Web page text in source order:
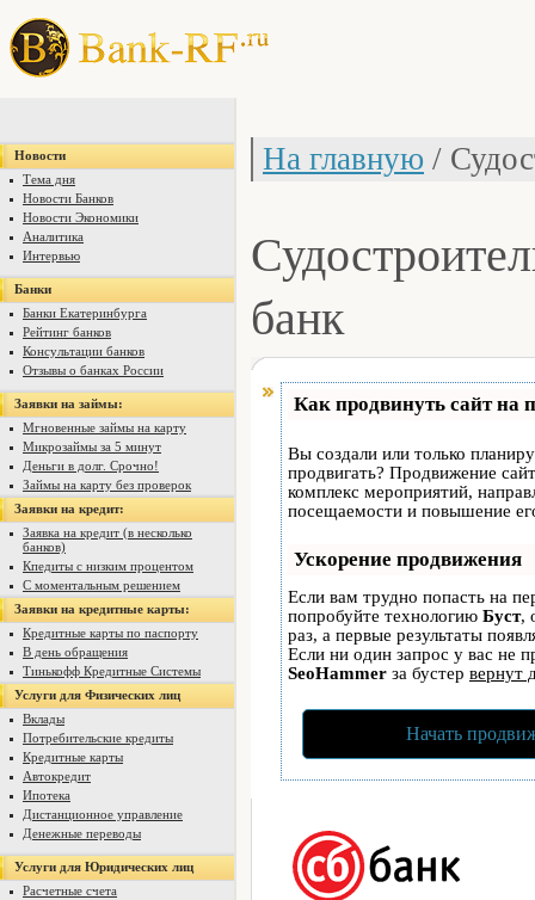
Новости
Тема дня
Новости Банков
Новости Экономики
Аналитика
Интервью
Банки
Банки Екатеринбурга
Рейтинг банков
Консультации банков
Отзывы о банках России
Заявки на займы:
Мгновенные займы на карту
Микрозаймы за 5 минут
Деньги в долг. Срочно!
Займы на карту без проверок
Заявки на кредит:
Заявка на кредит (в несколько
банков)
Кпедиты с низким процентом
С моментальным решением
Заявки на кредитные карты:
Кредитные карты по паспорту
В день обращения
Тинькофф Кредитные Системы
Услуги для Физических лиц
Вклады
Потребительские кредиты
Кредитные карты
Автокредит
Ипотека
Дистанционное управление
Денежные переводы
Услуги для Юридических лиц
Расчетные счета
На главную /
банк
Как продвинуть сайт на
Вы создали или только
продвигать? Продвижение
комплекс мероприятий,
посещаемости и повышение
Ускорение продвижения
Если вам трудно попасть на
попробуйте технологию Буст,
раз, а первые результаты
Если ни один запрос у вас не
SeoHammer за бустер вернут
Начать